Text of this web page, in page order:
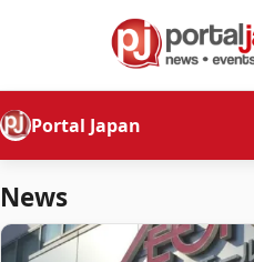
Portal Japan
News